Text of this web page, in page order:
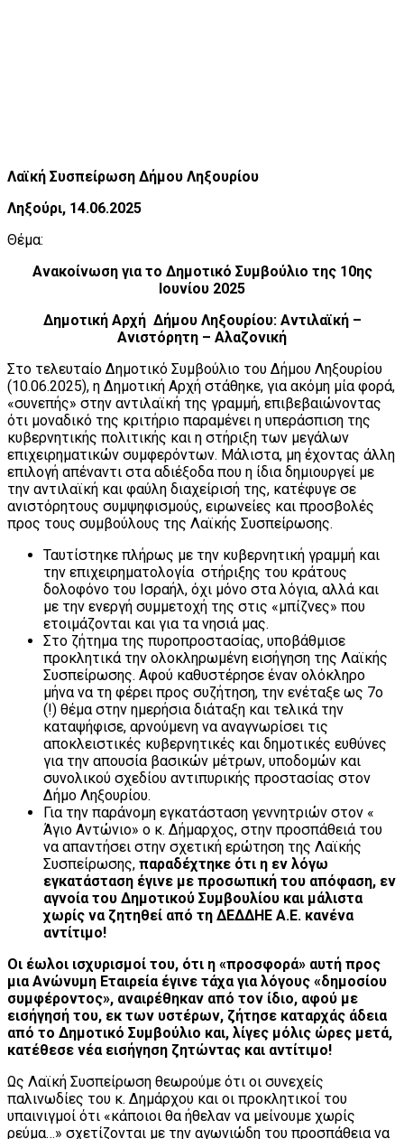
Λαϊκή Συσπείρωση Δήμου Ληξουρίου
Ληξούρι, 14.06.2025
Θέμα:
Ανακοίνωση για το Δημοτικό Συμβούλιο της 10ης
Ιουνίου 2025
Δημοτική Αρχή Δήμου Ληξουρίου: Αντιλαϊκή –
Ανιστόρητη – Αλαζονική
Στο τελευταίο Δημοτικό Συμβούλιο του Δήμου Ληξουρίου
(10.06.2025), η Δημοτική Αρχή στάθηκε, για ακόμη μία φορά,
«συνεπής» στην αντιλαϊκή της γραμμή, επιβεβαιώνοντας
ότι μοναδικό της κριτήριο παραμένει η υπεράσπιση της
κυβερνητικής πολιτικής και η στήριξη των μεγάλων
επιχειρηματικών συμφερόντων. Μάλιστα, μη έχοντας άλλη
επιλογή απέναντι στα αδιέξοδα που η ίδια δημιουργεί με
την αντιλαϊκή και φαύλη διαχείρισή της, κατέφυγε σε
ανιστόρητους συμψηφισμούς, ειρωνείες και προσβολές
προς τους συμβούλους της Λαϊκής Συσπείρωσης.
Ταυτίστηκε πλήρως με την κυβερνητική γραμμή και
την επιχειρηματολογία στήριξης του κράτους
δολοφόνο του Ισραήλ, όχι μόνο στα λόγια, αλλά και
με την ενεργή συμμετοχή της στις «μπίζνες» που
ετοιμάζονται και για τα νησιά μας.
Στο ζήτημα της πυροπροστασίας, υποβάθμισε
προκλητικά την ολοκληρωμένη εισήγηση της Λαϊκής
Συσπείρωσης. Αφού καθυστέρησε έναν ολόκληρο
μήνα να τη φέρει προς συζήτηση, την ενέταξε ως 7ο
(!) θέμα στην ημερήσια διάταξη και τελικά την
καταψήφισε, αρνούμενη να αναγνωρίσει τις
αποκλειστικές κυβερνητικές και δημοτικές ευθύνες
για την απουσία βασικών μέτρων, υποδομών και
συνολικού σχεδίου αντιπυρικής προστασίας στον
Δήμο Ληξουρίου.
Για την παράνομη εγκατάσταση γεννητριών στον «
Άγιο Αντώνιο» ο κ. Δήμαρχος, στην προσπάθειά του
να απαντήσει στην σχετική ερώτηση της Λαϊκής
Συσπείρωσης, παραδέχτηκε ότι η εν λόγω
εγκατάσταση έγινε με προσωπική του απόφαση, εν
αγνοία του Δημοτικού Συμβουλίου και μάλιστα
χωρίς να ζητηθεί από τη ΔΕΔΔΗΕ Α.Ε. κανένα
αντίτιμο!
Οι έωλοι ισχυρισμοί του, ότι η «προσφορά» αυτή προς
μια Ανώνυμη Εταιρεία έγινε τάχα για λόγους «δημοσίου
συμφέροντος», αναιρέθηκαν από τον ίδιο, αφού με
εισήγησή του, εκ των υστέρων, ζήτησε καταρχάς άδεια
από το Δημοτικό Συμβούλιο και, λίγες μόλις ώρες μετά,
κατέθεσε νέα εισήγηση ζητώντας και αντίτιμο!
Ως Λαϊκή Συσπείρωση θεωρούμε ότι οι συνεχείς
παλινωδίες του κ. Δημάρχου και οι προκλητικοί του
υπαινιγμοί ότι «κάποιοι θα ήθελαν να μείνουμε χωρίς
ρεύμα…» σχετίζονται με την αγωνιώδη του προσπάθεια να